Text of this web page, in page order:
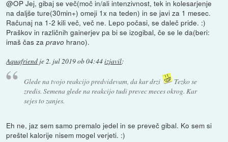
@OP Jej, gibaj se več(moč in/ali intenzivnost, tek in kolesarjenje
na daljše ture(30min+) omeji 1x na teden) in se javi za 1 mesec.
Računaj na 1-2 kili več, več ne. Lepo počasi, se daleč pride. :)
Praškov in različnih gainerjev pa bi se izogibal, če se le da(beri:
imaš čas zapravo hrano).
Aquafriend je2. jul 2019 ob 04:44izjavil:
Glede na tvojo reakcijo predvidevam, da kar drzi
Tezko se
zredis. Semena glede na reakcijo tudi prevec meces okrog. Kar
sejes to zanjes.
Eh ne, jaz sem samo premalo jedel in se preveč gibal. Ko sem si
preštel kalorije nisem mogel verjeti. :)